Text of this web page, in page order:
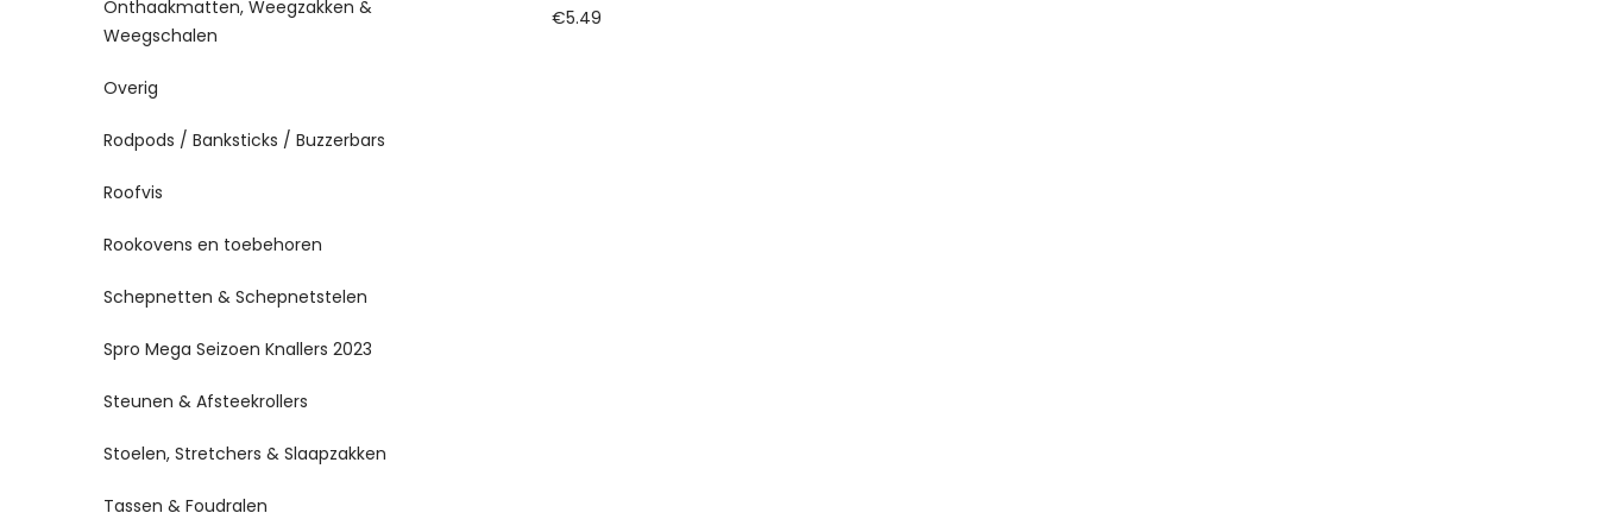
€5.49
Onthaakmatten, Weegzakken &
Weegschalen
Overig
Rodpods / Banksticks / Buzzerbars
Roofvis
Rookovens en toebehoren
Schepnetten & Schepnetstelen
Spro Mega Seizoen Knallers 2023
Steunen & Afsteekrollers
Stoelen, Stretchers & Slaapzakken
Tassen & Foudralen